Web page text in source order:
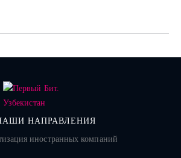
НАПРАВЛЕНИЯ
иностранных компаний